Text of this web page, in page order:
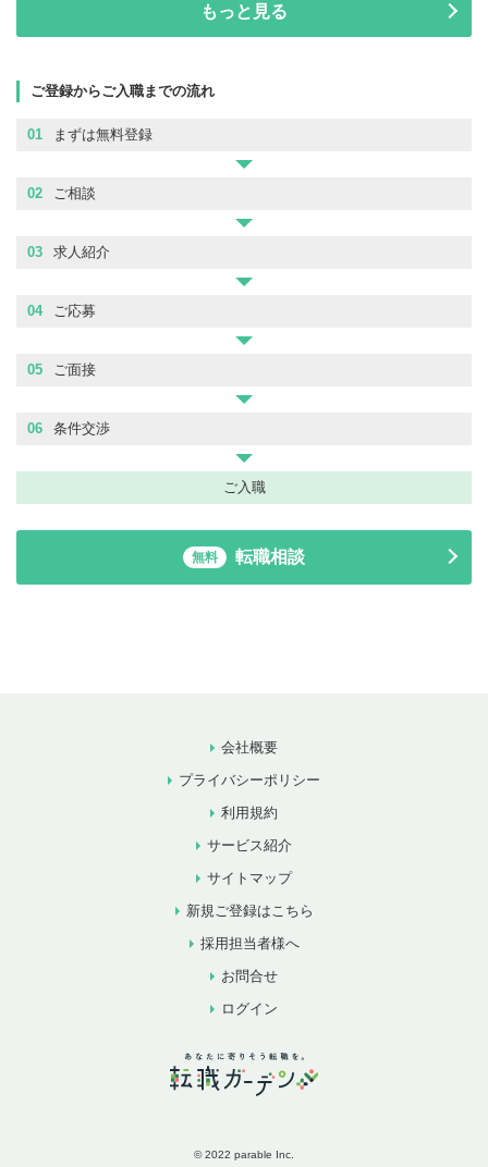
もっと見る
ご登録からご入職までの流れ
01 まずは無料登録
02 ご相談
03 求人紹介
04 ご応募
05 ご面接
06 条件交渉
ご入職
無料 転職相談
会社概要
プライバシーポリシー
利用規約
サービス紹介
サイトマップ
新規ご登録はこちら
採用担当者様へ
お問合せ
ログイン
© 2022 parable Inc.